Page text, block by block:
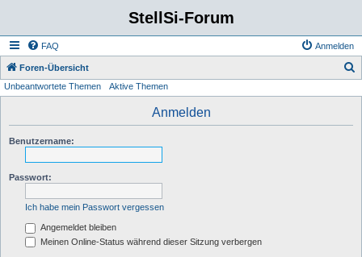
StellSi-Forum
FAQ Anmelden
Foren-Übersicht
Unbeantwortete Themen Aktive Themen
Anmelden
Benutzername:
Passwort:
Ich habe mein Passwort vergessen
Angemeldet bleiben
Meinen Online-Status während dieser Sitzung verbergen